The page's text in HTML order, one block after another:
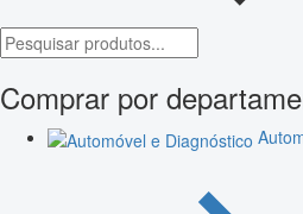
Comprar por